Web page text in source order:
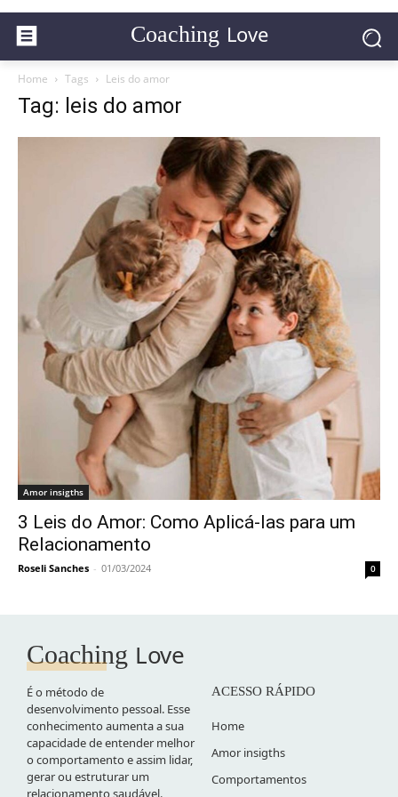
Coaching Love
Home Tags Leis do amor
Tag: leis do amor
Amor insigths
3 Leis do Amor: Como Aplicá-las para um
Relacionamento
Roseli Sanches - 01/03/2024 0
Coaching Love
É o método de
desenvolvimento pessoal. Esse
conhecimento aumenta a sua
capacidade de entender melhor
o comportamento e assim lidar,
gerar ou estruturar um
relacionamento saudável.
ACESSO RÁPIDO
Home
Amor insigths
Comportamentos